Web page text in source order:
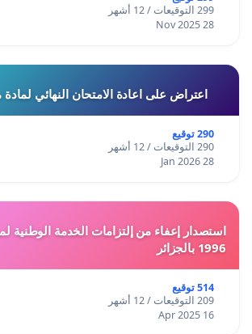
299 التوقيعات / 12 أشهر
28 Nov 2025
اعتراض على اعادة الامتحان النهائي لمادة
290 توقيع
290 التوقيعات / 12 أشهر
28 Jan 2026
1996 بالجزائر
514 توقيع
209 التوقيعات / 12 أشهر
16 Apr 2025